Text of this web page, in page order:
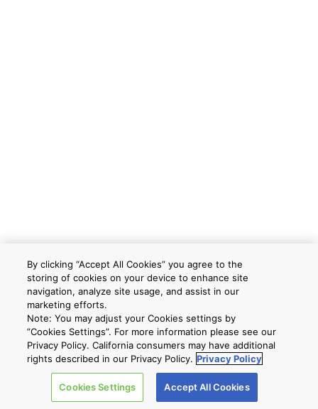
By clicking “Accept All Cookies” you agree to the
storing of cookies on your device to enhance site
navigation, analyze site usage, and assist in our
marketing efforts.
Note: You may adjust your Cookies settings by
”Cookies Settings”. For more information please see our
Privacy Policy. California consumers may have additional
rights described in our Privacy Policy. Privacy Policy
Cookies Settings Accept All Cookies